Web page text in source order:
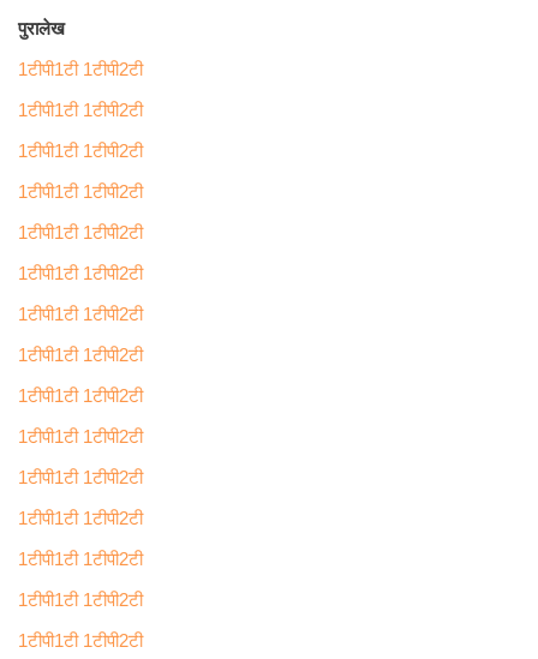
पुरालेख
1टीपी1टी 1टीपी2टी
1टीपी1टी 1टीपी2टी
1टीपी1टी 1टीपी2टी
1टीपी1टी 1टीपी2टी
1टीपी1टी 1टीपी2टी
1टीपी1टी 1टीपी2टी
1टीपी1टी 1टीपी2टी
1टीपी1टी 1टीपी2टी
1टीपी1टी 1टीपी2टी
1टीपी1टी 1टीपी2टी
1टीपी1टी 1टीपी2टी
1टीपी1टी 1टीपी2टी
1टीपी1टी 1टीपी2टी
1टीपी1टी 1टीपी2टी
1टीपी1टी 1टीपी2टी